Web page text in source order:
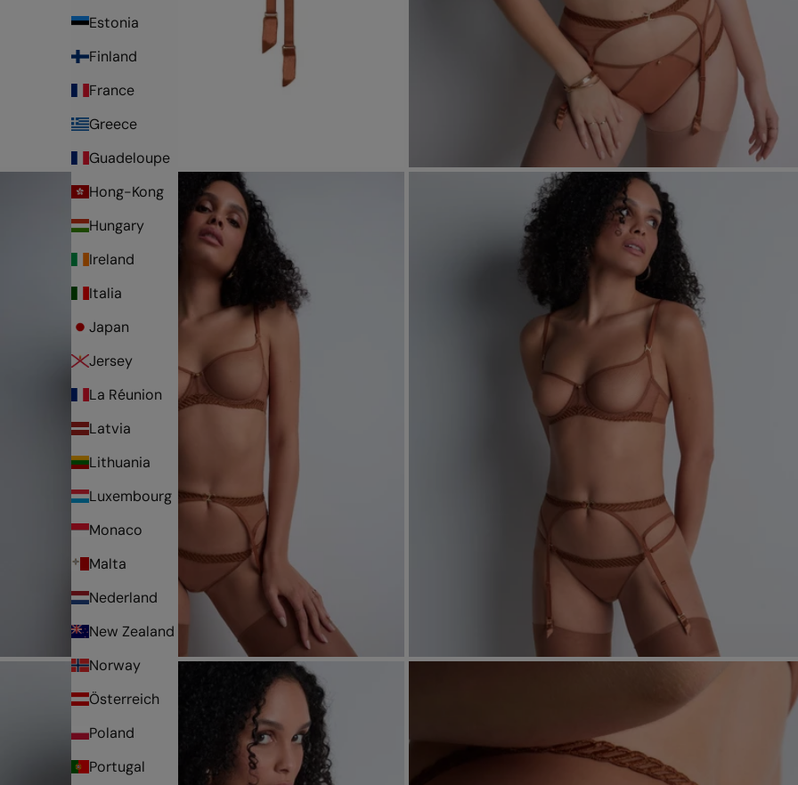
Estonia
Finland
France
Greece
Guadeloupe
Hong-Kong
Hungary
Ireland
Italia
Japan
Jersey
La Réunion
Latvia
Lithuania
Luxembourg
Monaco
Malta
Nederland
New Zealand
Norway
Österreich
Poland
Portugal